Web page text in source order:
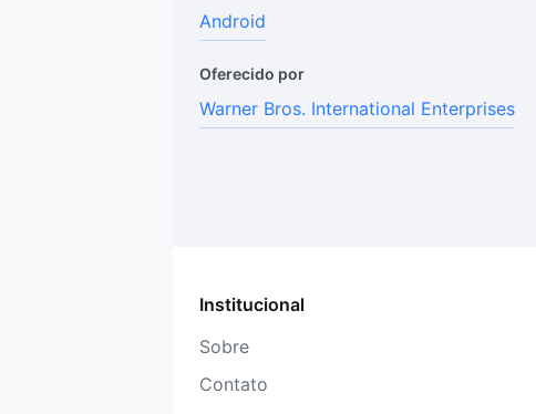
Android
Oferecido por
Warner Bros. International Enterprises
Institucional
Sobre
Contato